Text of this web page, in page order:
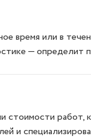
время или в
— определит
работ,
и